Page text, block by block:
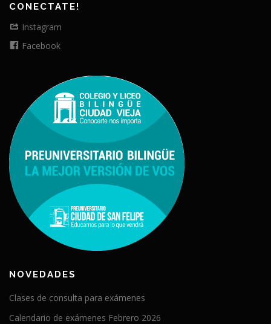
CONECTATE!
Instagram
Facebook
NOVEDADES
Clases de consulta para exámenes
Calendario de exámenes Febrero 2026